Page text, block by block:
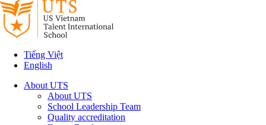
Tiếng Việt
English
About UTS
About UTS
School Leadership Team
Quality accreditation